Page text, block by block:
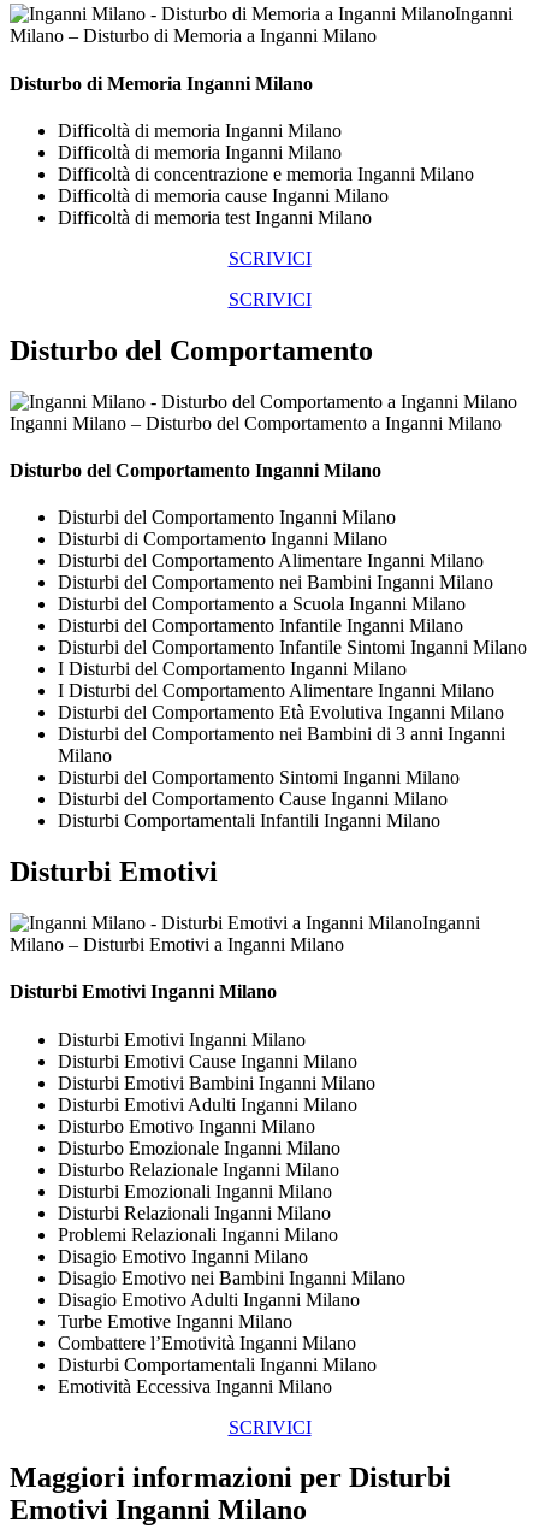
Inganni
Milano – Disturbo di Memoria a Inganni Milano
Disturbo di Memoria Inganni Milano
Difficoltà di memoria Inganni Milano
Difficoltà di memoria Inganni Milano
Difficoltà di concentrazione e memoria Inganni Milano
Difficoltà di memoria cause Inganni Milano
Difficoltà di memoria test Inganni Milano
SCRIVICI
SCRIVICI
Disturbo del Comportamento
Inganni Milano – Disturbo del Comportamento a Inganni Milano
Disturbo del Comportamento Inganni Milano
Disturbi del Comportamento Inganni Milano
Disturbi di Comportamento Inganni Milano
Disturbi del Comportamento Alimentare Inganni Milano
Disturbi del Comportamento nei Bambini Inganni Milano
Disturbi del Comportamento a Scuola Inganni Milano
Disturbi del Comportamento Infantile Inganni Milano
Disturbi del Comportamento Infantile Sintomi Inganni Milano
I Disturbi del Comportamento Inganni Milano
I Disturbi del Comportamento Alimentare Inganni Milano
Disturbi del Comportamento Età Evolutiva Inganni Milano
Disturbi del Comportamento nei Bambini di 3 anni Inganni
Milano
Disturbi del Comportamento Sintomi Inganni Milano
Disturbi del Comportamento Cause Inganni Milano
Disturbi Comportamentali Infantili Inganni Milano
Disturbi Emotivi
Inganni
Milano – Disturbi Emotivi a Inganni Milano
Disturbi Emotivi Inganni Milano
Disturbi Emotivi Inganni Milano
Disturbi Emotivi Cause Inganni Milano
Disturbi Emotivi Bambini Inganni Milano
Disturbi Emotivi Adulti Inganni Milano
Disturbo Emotivo Inganni Milano
Disturbo Emozionale Inganni Milano
Disturbo Relazionale Inganni Milano
Disturbi Emozionali Inganni Milano
Disturbi Relazionali Inganni Milano
Problemi Relazionali Inganni Milano
Disagio Emotivo Inganni Milano
Disagio Emotivo nei Bambini Inganni Milano
Disagio Emotivo Adulti Inganni Milano
Turbe Emotive Inganni Milano
Combattere l’Emotività Inganni Milano
Disturbi Comportamentali Inganni Milano
Emotività Eccessiva Inganni Milano
SCRIVICI
Maggiori informazioni per Disturbi
Emotivi Inganni Milano